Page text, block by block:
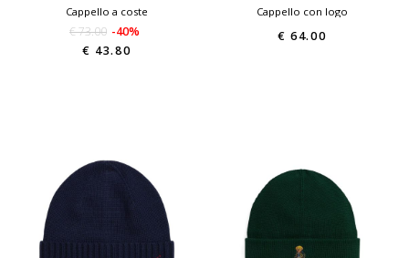
Cappello a coste
€ 73.00 -40%
€ 43.80
Cappello con logo
€ 64.00